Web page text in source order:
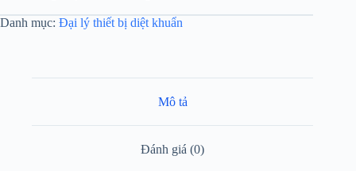
Danh mục: Đại lý thiết bị diệt khuẩn
Mô tả
Đánh giá (0)